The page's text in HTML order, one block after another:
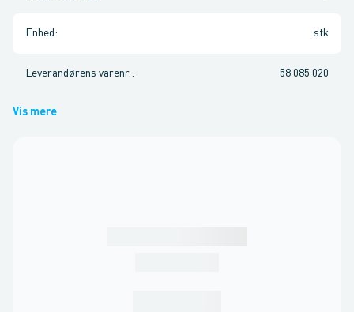
Enhed : stk
Leverandørens varenr. : 58 085 020
Vis mere